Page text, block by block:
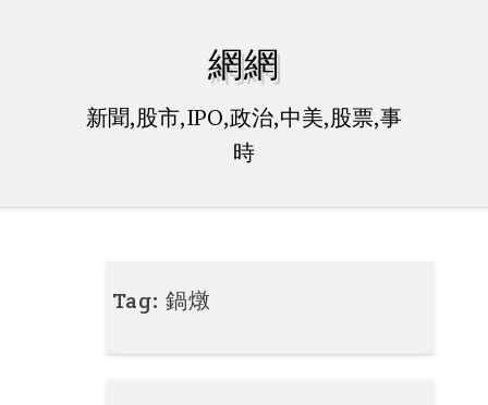
網網
新聞,股市,IPO,政治,中美,股票,事
時
Tag:鍋燉